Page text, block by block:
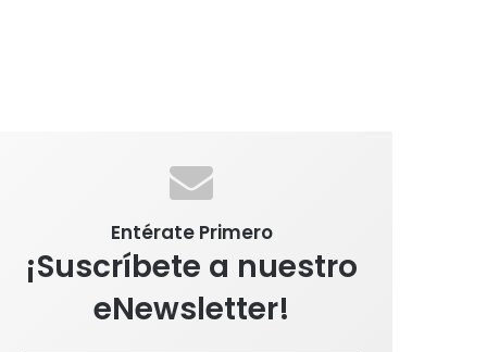
Entérate Primero
¡Suscríbete a nuestro
eNewsletter!